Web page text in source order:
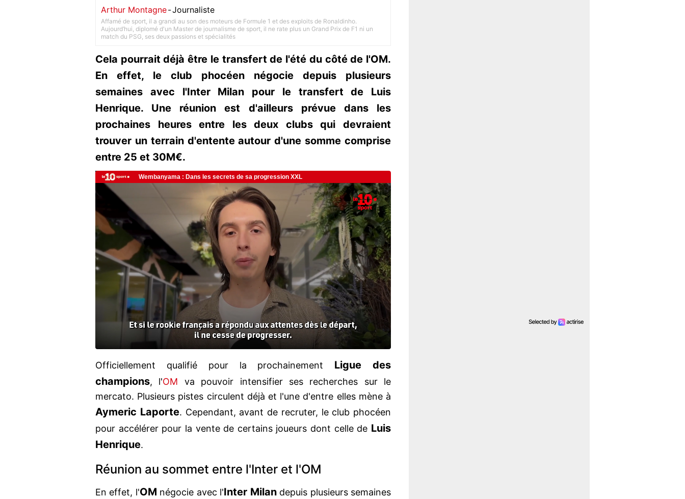
Arthur Montagne-Journaliste
Affamé de sport, il a grandi au son des moteurs de Formule 1 et des exploits de Ronaldinho.
Aujourd’hui, diplomé d'un Master de journalisme de sport, il ne rate plus un Grand Prix de F1 ni un
match du PSG, ses deux passions et spécialités
Cela pourrait déjà être le transfert de l'été du côté de l'OM.
En effet, le club phocéen négocie depuis plusieurs
semaines avec l'Inter Milan pour le transfert de Luis
Henrique. Une réunion est d'ailleurs prévue dans les
prochaines heures entre les deux clubs qui devraient
trouver un terrain d'entente autour d'une somme comprise
entre 25 et 30M€.
Officiellement qualifié pour la prochainement Ligue des
champions, l'OM va pouvoir intensifier ses recherches sur le
mercato. Plusieurs pistes circulent déjà et l'une d'entre elles mène à
Aymeric Laporte. Cependant, avant de recruter, le club phocéen
pour accélérer pour la vente de certains joueurs dont celle de Luis
Henrique.
Réunion au sommet entre l'Inter et l'OM
En effet, l'OM négocie avec l'Inter Milandepuis plusieurs semaines